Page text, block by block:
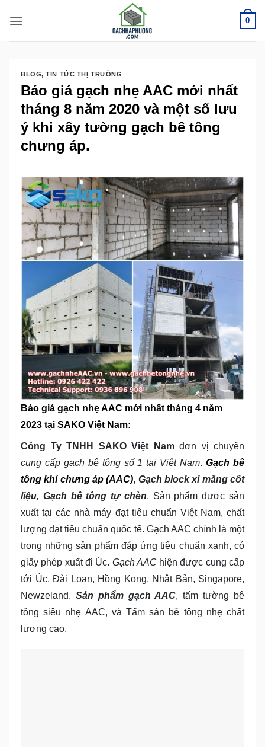
qua
nội
0
BLOG,TIN TỨC THỊ TRƯỜNG
Báo giá gạch nhẹ AAC mới nhất
tháng 8 năm 2020 và một số lưu
ý khi xây tường gạch bê tông
chưng áp.
Báo giá gạch nhẹ AAC mới nhất tháng 4 năm
2023 tại SAKO Việt Nam:
Công Ty TNHH SAKO Việt Namđơn vị chuyên
cung cấp gạch bê tông số 1 tại Việt Nam.Gạch bê
tông khí chưng áp (AAC), Gạch block xi măng cốt
liệu, Gạch bê tông tự chèn. Sản phẩm được sản
xuất tại các nhà máy đạt tiêu chuẩn Việt Nam, chất
lượng đạt tiêu chuẩn quốc tế. Gạch AAC chính là một
trong những sản phẩm đáp ứng tiêu chuẩn xanh, có
giấy phép xuất đi Úc. Gạch AAChiện được cung cấp
tới Úc, Đài Loan, Hồng Kong, Nhật Bản, Singapore,
Newzeland. Sản phẩm gạch AAC, tấm tường bê
tông siêu nhẹ AAC, và Tấm sàn bê tông nhẹ chất
lượng cao.